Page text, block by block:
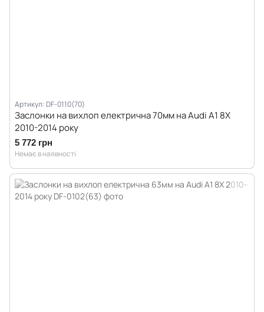
Артикул: DF-0110(70)
Заслонки на вихлоп електрична 70мм на Audi A1 8X
2010-2014 року
5 772 грн
Немає в наявності